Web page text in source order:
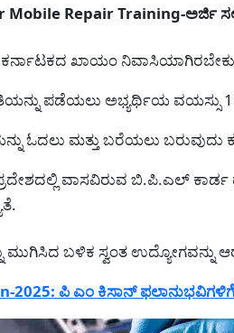
Mobile Repair Training-ಅರ್ಜಿ
ಖಾಯಂ
ಪಡೆಯಲು ಅಭ್ಯರ್ಥಿಯ ವಯಸ್ಸು
ಓದಲು ಮತ್ತು ಬರೆಯಲು ಬರುವುದು
ವಾಸವಿರುವ ಬಿ.ಪಿ.ಎಲ್
ಮುಗಿಸಿದ ಬಳಿಕ ಸ್ವಂತ ಉದ್ಯೋಗವನ್ನು
2025: ಪಿ ಎಂ ಕಿಸಾನ್